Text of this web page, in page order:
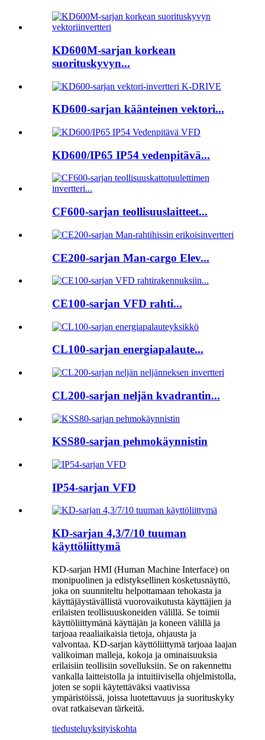
KD600M-sarjan korkean
suorituskyvyn...
KD600-sarjan käänteinen vektori...
KD600/IP65 IP54 vedenpitävä...
CF600-sarjan teollisuuslaitteet...
CE200-sarjan Man-cargo Elev...
CE100-sarjan VFD rahti...
CL100-sarjan energiapalaute...
CL200-sarjan neljän kvadrantin...
KSS80-sarjan pehmokäynnistin
IP54-sarjan VFD
KD-sarjan 4,3/7/10 tuuman
käyttöliittymä
KD-sarjan HMI (Human Machine Interface) on
monipuolinen ja edistyksellinen kosketusnäyttö,
joka on suunniteltu helpottamaan tehokasta ja
käyttäjäystävällistä vuorovaikutusta käyttäjien ja
erilaisten teollisuuskoneiden välillä. Se toimii
käyttöliittymänä käyttäjän ja koneen välillä ja
tarjoaa reaaliaikaisia ​​tietoja, ohjausta ja
valvontaa. KD-sarjan käyttöliittymä tarjoaa laajan
valikoiman malleja, kokoja ja ominaisuuksia
erilaisiin teollisiin sovelluksiin. Se on rakennettu
vankalla laitteistolla ja intuitiivisella ohjelmistolla,
joten se sopii käytettäväksi vaativissa
ympäristöissä, joissa luotettavuus ja suorituskyky
ovat ratkaisevan tärkeitä.
tiedusteluyksityiskohta